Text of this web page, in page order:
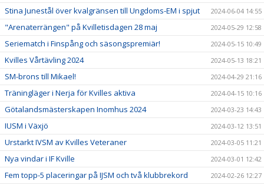
Stina Junestål över kvalgränsen till Ungdoms-EM i spjut 2024-06-04 14:55
"Arenaterrängen" på Kvilletisdagen 28 maj 2024-05-29 12:58
Seriematch i Finspång och säsongspremiär! 2024-05-15 10:49
Kvilles Vårtävling 2024 2024-05-13 18:21
SM-brons till Mikael! 2024-04-29 21:16
Träningläger i Nerja för Kvilles aktiva 2024-04-15 10:16
Götalandsmästerskapen Inomhus 2024 2024-03-23 14:43
IUSM i Växjö 2024-03-12 13:51
Urstarkt IVSM av Kvilles Veteraner 2024-03-05 11:21
Nya vindar i IF Kville 2024-03-01 12:42
Fem topp-5 placeringar på IJSM och två klubbrekord 2024-02-26 12:27